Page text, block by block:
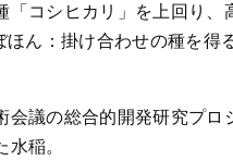
「コシヒカリ」を上回り、
ん：掛け合わせの種を得
議の総合的開発研究プロ
稲。